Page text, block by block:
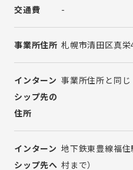
交通費 -
事業所住所 札幌市清田区真栄
インターン
シップ先の
住所
事業所住所と同じ
インターン
シップ先へ
地下鉄東豊線福
村まで）